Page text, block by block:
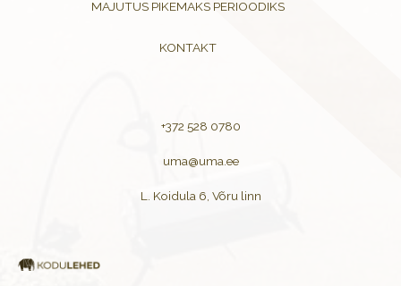
MAJUTUS PIKEMAKS PERIOODIKS
KONTAKT
+372 528 0780
uma@uma.ee
L. Koidula 6, Võru linn